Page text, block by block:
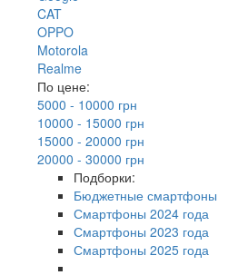
CAT
OPPO
Motorola
Realme
По цене:
5000 - 10000 грн
10000 - 15000 грн
15000 - 20000 грн
20000 - 30000 грн
Подборки:
Бюджетные смартфоны
Смартфоны 2024 года
Смартфоны 2023 года
Смартфоны 2025 года